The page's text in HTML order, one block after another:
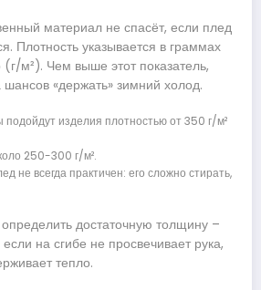
материал не спасёт, если плед
Плотность указывается в граммах
м²). Чем выше этот показатель,
«держать» зимний холод.
изделия плотностью от 350 г/м²
250-300 г/м².
не всегда практичен: его сложно стирать,
достаточную толщину –
на сгибе не просвечивает рука,
тепло.